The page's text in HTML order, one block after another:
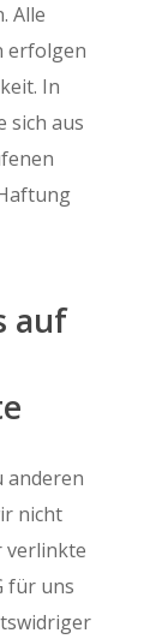
Alle
erfolgen
In
sich aus
auf
anderen
nicht
verlinkte
für uns